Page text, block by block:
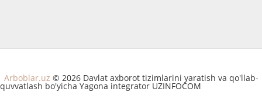
Arboblar.uz © 2026 Davlat axborot tizimlarini yaratish va qo'llab-
quvvatlash bo'yicha Yagona integrator UZINFOCOM